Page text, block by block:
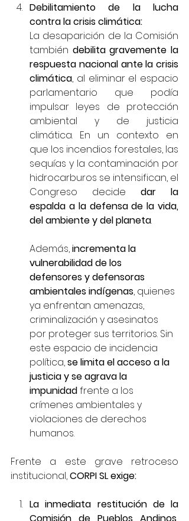
Debilitamiento de la lucha
contra la crisis climática:
La desaparición de la Comisión
también debilita gravemente la
respuesta nacional ante la crisis
climática, al eliminar el espacio
parlamentario que podía
impulsar leyes de protección
ambiental y de justicia
climática. En un contexto en
que los incendios forestales, las
sequías y la contaminación por
hidrocarburos se intensifican, el
Congreso decide dar la
espalda a la defensa de la vida,
del ambiente y del planeta.
Además, incrementa la
vulnerabilidad de los
defensores y defensoras
ambientales indígenas, quienes
ya enfrentan amenazas,
criminalización y asesinatos
por proteger sus territorios. Sin
este espacio de incidencia
política, se limita el acceso a la
justicia y se agrava la
impunidad frente a los
crímenes ambientales y
violaciones de derechos
humanos.
Frente a este grave retroceso
institucional, CORPI SL exige:
La inmediata restitución de la